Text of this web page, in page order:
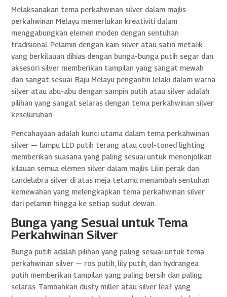
Melaksanakan tema perkahwinan silver dalam majlis
perkahwinan Melayu memerlukan kreativiti dalam
menggabungkan elemen moden dengan sentuhan
tradisional. Pelamin dengan kain silver atau satin metalik
yang berkilauan dihias dengan bunga-bunga putih segar dan
aksesori silver memberikan tampilan yang sangat mewah
dan sangat sesuai. Baju Melayu pengantin lelaki dalam warna
silver atau abu-abu dengan sampin putih atau silver adalah
pilihan yang sangat selaras dengan tema perkahwinan silver
keseluruhan.
Pencahayaan adalah kunci utama dalam tema perkahwinan
silver — lampu LED putih terang atau cool-toned lighting
memberikan suasana yang paling sesuai untuk menonjolkan
kilauan semua elemen silver dalam majlis. Lilin perak dan
candelabra silver di atas meja tetamu menambah sentuhan
kemewahan yang melengkapkan tema perkahwinan silver
dari pelamin hingga ke setiap sudut dewan.
Bunga yang Sesuai untuk Tema
Perkahwinan Silver
Bunga putih adalah pilihan yang paling sesuai untuk tema
perkahwinan silver — ros putih, lily putih, dan hydrangea
putih memberikan tampilan yang paling bersih dan paling
selaras. Tambahkan dusty miller atau silver leaf yang